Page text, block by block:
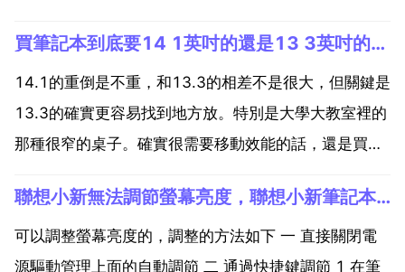
應的功能專鍵，也就是說，您需要同時按 fn f1 來開啟
幫助功能。屬在高...
買筆記本到底要14 1英吋的還是13 3英吋的比較好
14.1的重倒是不重，和13.3的相差不是很大，但關鍵是
13.3的確實更容易找到地方放。特別是大學大教室裡的
那種很窄的桌子。確實很需要移動效能的話，還是買
benq有個 x31的配置了8600 gt的獨顯。另外，13.3
的散熱也沒有14.1的好，也貴...
聯想小新無法調節螢幕亮度，聯想小新筆記本螢幕亮度調不了，原來都可以的
可以調整螢幕亮度的，調整的方法如下 一 直接關閉電
源驅動管理上面的自動調節 二 通過快捷鍵調節 1 在筆